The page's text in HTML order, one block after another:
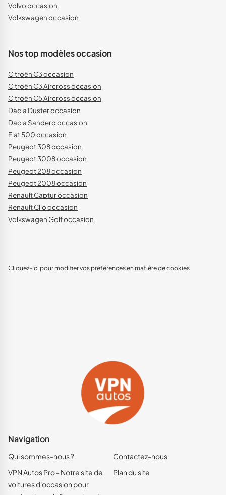
Volvo occasion
Volkswagen occasion
Nos top modèles occasion
Citroën C3 occasion
Citroën C3 Aircross occasion
Citroën C5 Aircross occasion
Dacia Duster occasion
Dacia Sandero occasion
Fiat 500 occasion
Peugeot 308 occasion
Peugeot 3008 occasion
Peugeot 208 occasion
Peugeot 2008 occasion
Renault Captur occasion
Renault Clio occasion
Volkswagen Golf occasion
Cliquez-ici pour modifier vos préférences en matière de cookies
Navigation
Qui sommes-nous ?
Contactez-nous
VPN Autos Pro - Notre site de
voitures d'occasion pour
Plan du site